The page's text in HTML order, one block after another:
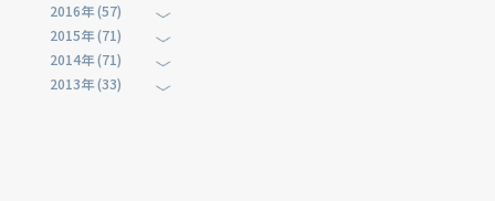
2016年 (57)
2015年 (71)
2014年 (71)
2013年 (33)